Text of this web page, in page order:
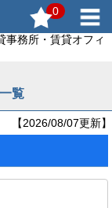
0
事務所・賃貸オフィ
覧
【2026/08/07更新】